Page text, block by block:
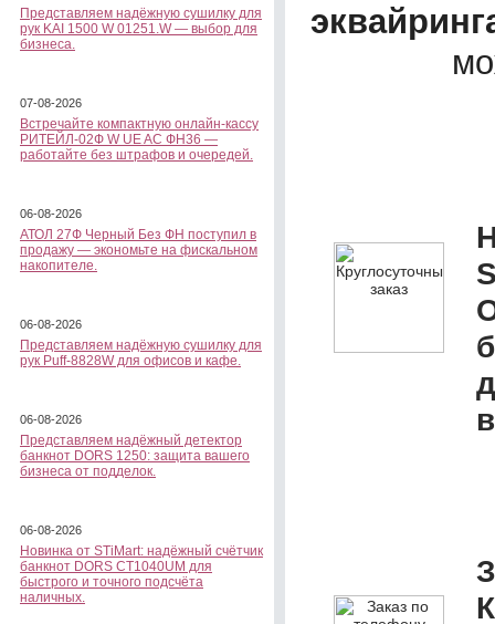
Представляем надёжную сушилку для
рук KAI 1500 W 01251.W — выбор для
бизнеса.
07-08-2026
Встречайте компактную онлайн-кассу
РИТЕЙЛ-02Ф W UE AC ФН36 —
работайте без штрафов и очередей.
06-08-2026
АТОЛ 27Ф Черный Без ФН поступил в
продажу — экономьте на фискальном
накопителе.
06-08-2026
Представляем надёжную сушилку для
рук Puff-8828W для офисов и кафе.
06-08-2026
Представляем надёжный детектор
банкнот DORS 1250: защита вашего
бизнеса от подделок.
06-08-2026
Новинка от STiMart: надёжный счётчик
банкнот DORS CT1040UM для
быстрого и точного подсчёта
наличных.